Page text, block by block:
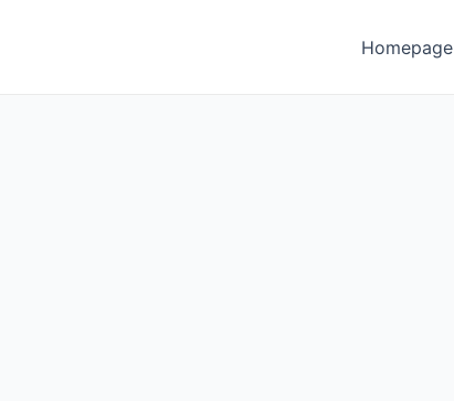
Homepage